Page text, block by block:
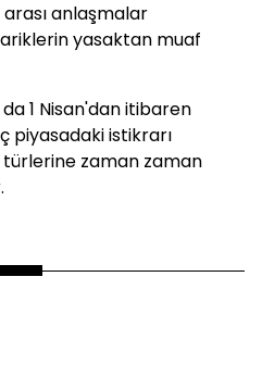
anlaşmalar
yasaktan muaf
1 Nisan'dan itibaren
piyasadaki istikrarı
türlerine zaman zaman